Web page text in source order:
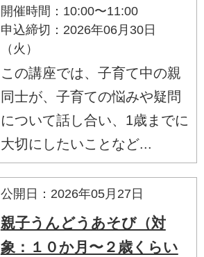
開催時間：10:00〜11:00
申込締切：2026年06月30日
（火）
この講座では、子育て中の親
同士が、子育ての悩みや疑問
について話し合い、1歳までに
大切にしたいことなど...
公開日：2026年05月27日
親子うんどうあそび（対
象：１０か月〜２歳くらい